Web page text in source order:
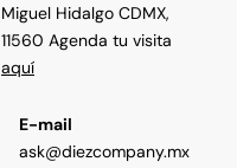
Miguel Hidalgo CDMX,
11560 Agenda tu visita
aquí
E-mail
ask@diezcompany.mx